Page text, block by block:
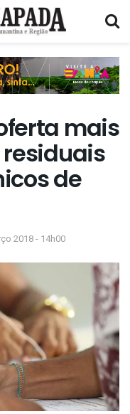
mais
de
2018 - 14h00